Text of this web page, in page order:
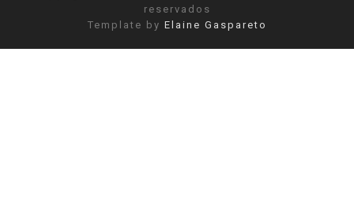
reservados
Template by Elaine Gaspareto